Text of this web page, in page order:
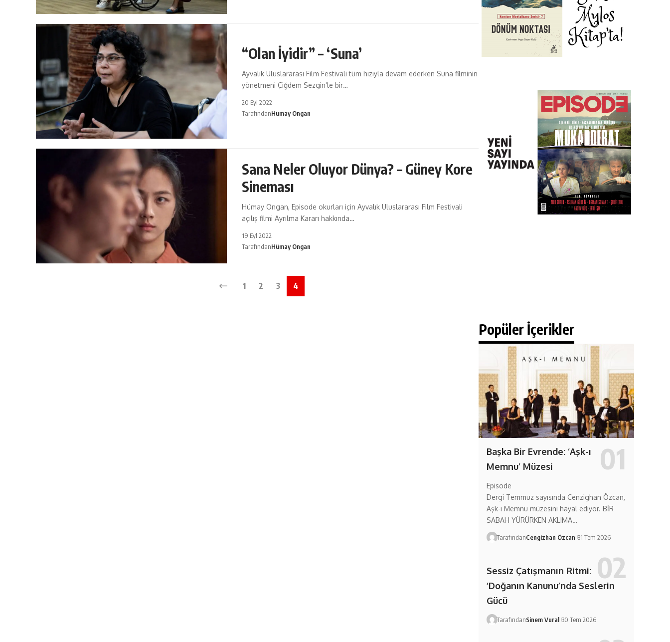
“Olan İyidir” – ‘Suna’
Ayvalık Uluslararası Film Festivali tüm hızıyla devam ederken Suna filminin
yönetmeni Çiğdem Sezgin’le bir…
20 Eyl 2022
TarafındanHümay Ongan
Sana Neler Oluyor Dünya? – Güney Kore
Sineması
Hümay Ongan, Episode okurları için Ayvalık Uluslararası Film Festivali
açılış filmi Ayrılma Kararı hakkında…
19 Eyl 2022
TarafındanHümay Ongan
1 2 3 4
Popüler İçerikler
Başka Bir Evrende: ‘Aşk-ı
Memnu’ Müzesi
Episode
Dergi Temmuz sayısında Cenzighan Özcan,
Aşk-ı Memnu müzesini hayal ediyor. BİR
SABAH YÜRÜRKEN AKLIMA…
TarafındanCengizhan Özcan 31 Tem 2026
Sessiz Çatışmanın Ritmi:
‘Doğanın Kanunu’nda Seslerin
Gücü
TarafındanSinem Vural 30 Tem 2026